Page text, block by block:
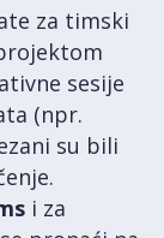
za timski
sesije
(npr.
su bili
i za